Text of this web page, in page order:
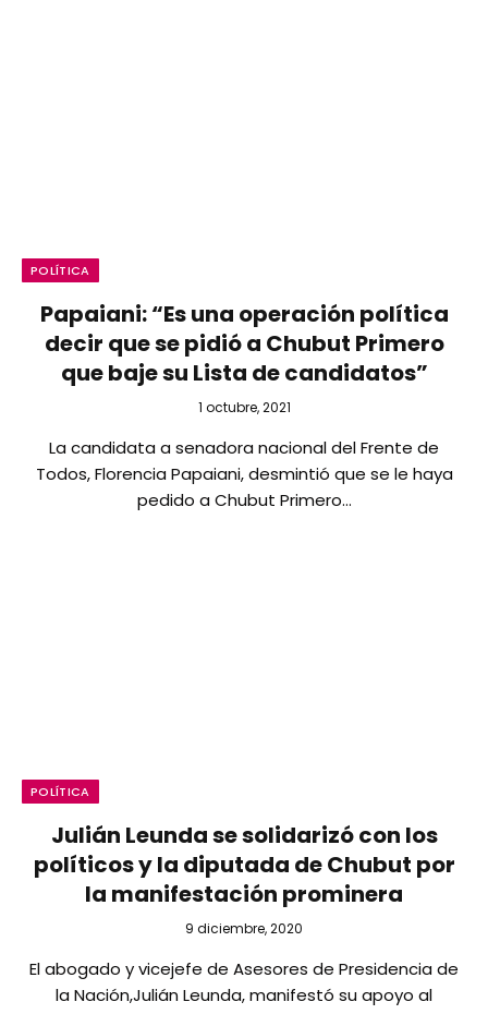
POLÍTICA
Papaiani: “Es una operación política
decir que se pidió a Chubut Primero
que baje su Lista de candidatos”
1 octubre, 2021
La candidata a senadora nacional del Frente de
Todos, Florencia Papaiani, desmintió que se le haya
pedido a Chubut Primero…
POLÍTICA
Julián Leunda se solidarizó con los
políticos y la diputada de Chubut por
la manifestación prominera
9 diciembre, 2020
El abogado y vicejefe de Asesores de Presidencia de
la Nación,Julián Leunda, manifestó su apoyo al